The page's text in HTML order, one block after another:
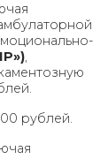
,
рублей.